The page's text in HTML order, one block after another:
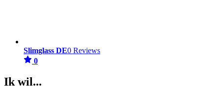
Slimglass DE0 Reviews
0
Ik wil...